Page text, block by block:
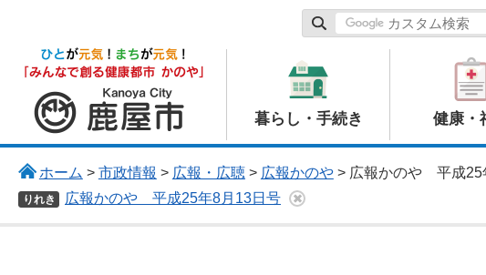
鹿屋市
暮らし・手続き 健康・
ホーム > 市政情報 > 広報・広聴> 広報かのや> 広報かのや 平成25
りれき 広報かのや 平成25年8月13日号